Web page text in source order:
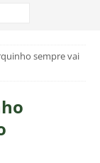
sempre vai